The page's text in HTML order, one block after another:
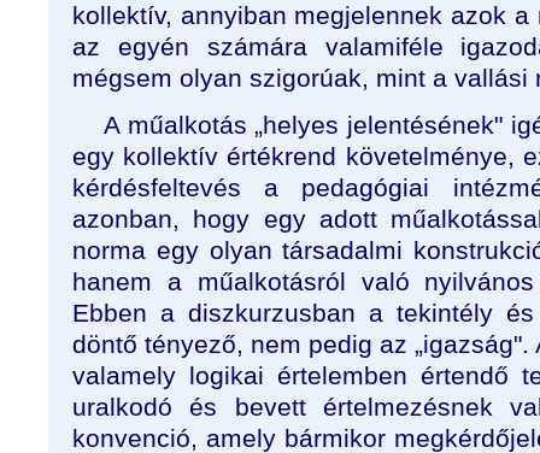
kollektív, annyiban megjelennek azok
az egyén számára valamiféle
mégsem olyan szigorúak, mint a vallási
A műalkotás „helyes jelentésének"
egy kollektív értékrend követelménye,
kérdésfeltevés a pedagógiai
azonban, hogy egy adott
norma egy olyan társadalmi
hanem a műalkotásról való
Ebben a diszkurzusban a tekintély
döntő tényező, nem pedig az „igazság".
valamely logikai értelemben értendő
uralkodó és bevett értelmezésnek
konvenció, amely bármikor